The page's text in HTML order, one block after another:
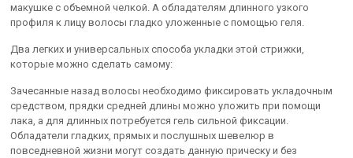
макушке с объемной челкой. А обладателям длинного узкого
профиля к лицу волосы гладко уложенные с помощью геля.
Два легких и универсальных способа укладки этой стрижки,
которые можно сделать самому:
Зачесанные назад волосы необходимо фиксировать укладочным
средством, прядки средней длины можно уложить при помощи
лака, а для длинных потребуется гель сильной фиксации.
Обладатели гладких, прямых и послушных шевелюр в
повседневной жизни могут создать данную прическу и без